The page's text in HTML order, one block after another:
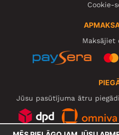
Cookie-
Maksājiet
Jūsu pasūtījuma ātru